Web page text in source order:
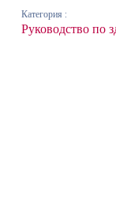
Категория :
Руководство по